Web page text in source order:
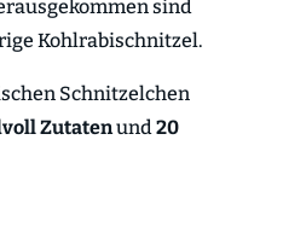
sind
Kohlrabischnitzel.
Schnitzelchen
Zutatenund 20